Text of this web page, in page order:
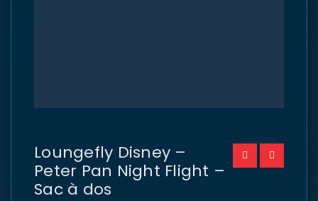
Loungefly Disney –
Peter Pan Night Flight –
Sac à dos